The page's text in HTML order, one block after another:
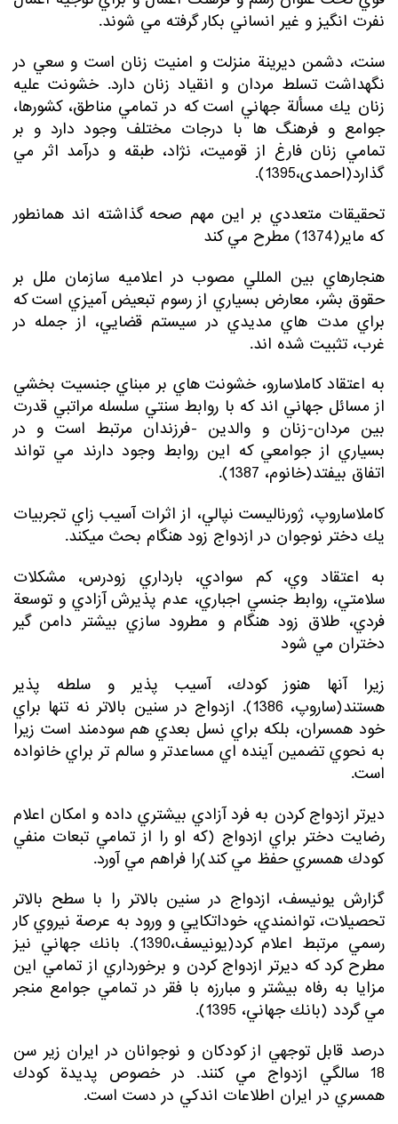
نفرت انگيز و غير انساني بكار گرفته مي شوند.
سنت، دشمن ديرينة منزلت و امنيت زنان است و سعي در
نگهداشت تسلط مردان و انقياد زنان دارد. خشونت عليه
زنان يك مسألة جهاني است كه در تمامي مناطق، كشورها،
جوامع و فرهنگ ها با درجات مختلف وجود دارد و بر
تمامي زنان فارغ از قوميت، نژاد، طبقه و درآمد اثر مي
گذارد(احمدی،1395).
تحقيقات متعددي بر اين مهم صحه گذاشته اند همانطور
كه ماير(1374) مطرح مي كند
هنجارهاي بين المللي مصوب در اعلاميه سازمان ملل بر
حقوق بشر، معارض بسياري از رسوم تبعيض آميزي است كه
براي مدت هاي مديدي در سيستم قضايي، از جمله در
غرب، تثبيت شده اند.
به اعتقاد كاملاسارو، خشونت هاي بر مبناي جنسيت بخشي
از مسائل جهاني اند كه با روابط سنتي سلسله مراتبي قدرت
بين مردان-زنان و والدين -فرزندان مرتبط است و در
بسياري از جوامعي كه اين روابط وجود دارند مي تواند
اتفاق بيفتد(خانوم، 1387).
كاملاساروپ، ژورناليست نپالي، از اثرات آسيب زاي تجربيات
يك دختر نوجوان در ازدواج زود هنگام بحث مي­كند.
به اعتقاد وي، كم سوادي، بارداري زودرس، مشكلات
سلامتي، روابط جنسي اجباري، عدم پذيرش آزادي و توسعة
فردي، طلاق زود هنگام و مطرود سازي بيشتر دامن گير
دختران مي شود
زيرا آنها هنوز كودك، آسيب پذير و سلطه پذير
هستند(ساروپ، 1386). ازدواج در سنین بالاتر نه تنها براي
خود همسران، بلكه براي نسل بعدي هم سودمند است زيرا
به نحوي تضمين آينده اي مساعدتر و سالم تر براي خانواده
است.
ديرتر ازدواج كردن به فرد آزادي بيشتري داده و امكان اعلام
رضايت دختر براي ازدواج (كه او را از تمامي تبعات منفي
كودك همسري حفظ مي كند)را فراهم مي آورد.
گزارش يونيسف، ازدواج در سنين بالاتر را با سطح بالاتر
تحصيلات، توانمندي، خوداتكايي و ورود به عرصة نيروي كار
رسمي مرتبط اعلام كرد(يونيسف،1390). بانك جهاني نيز
مطرح كرد كه ديرتر ازدواج كردن و برخورداري از تمامي اين
مزايا به رفاه بيشتر و مبارزه با فقر در تمامي جوامع منجر
مي گردد (بانك جهاني، 1395).
درصد قابل توجهي از كودكان و نوجوانان در ايران زير سن
18 سالگي ازدواج مي كنند. در خصوص پديدة كودك
همسري در ايران اطلاعات اندكي در دست است.